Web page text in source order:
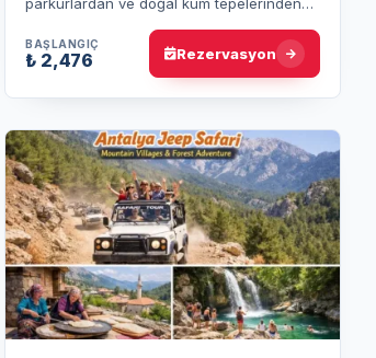
yaklaşık 20 dakikalık fot…
BAŞLANGIÇ
₺ 2,476 Rezervasyon